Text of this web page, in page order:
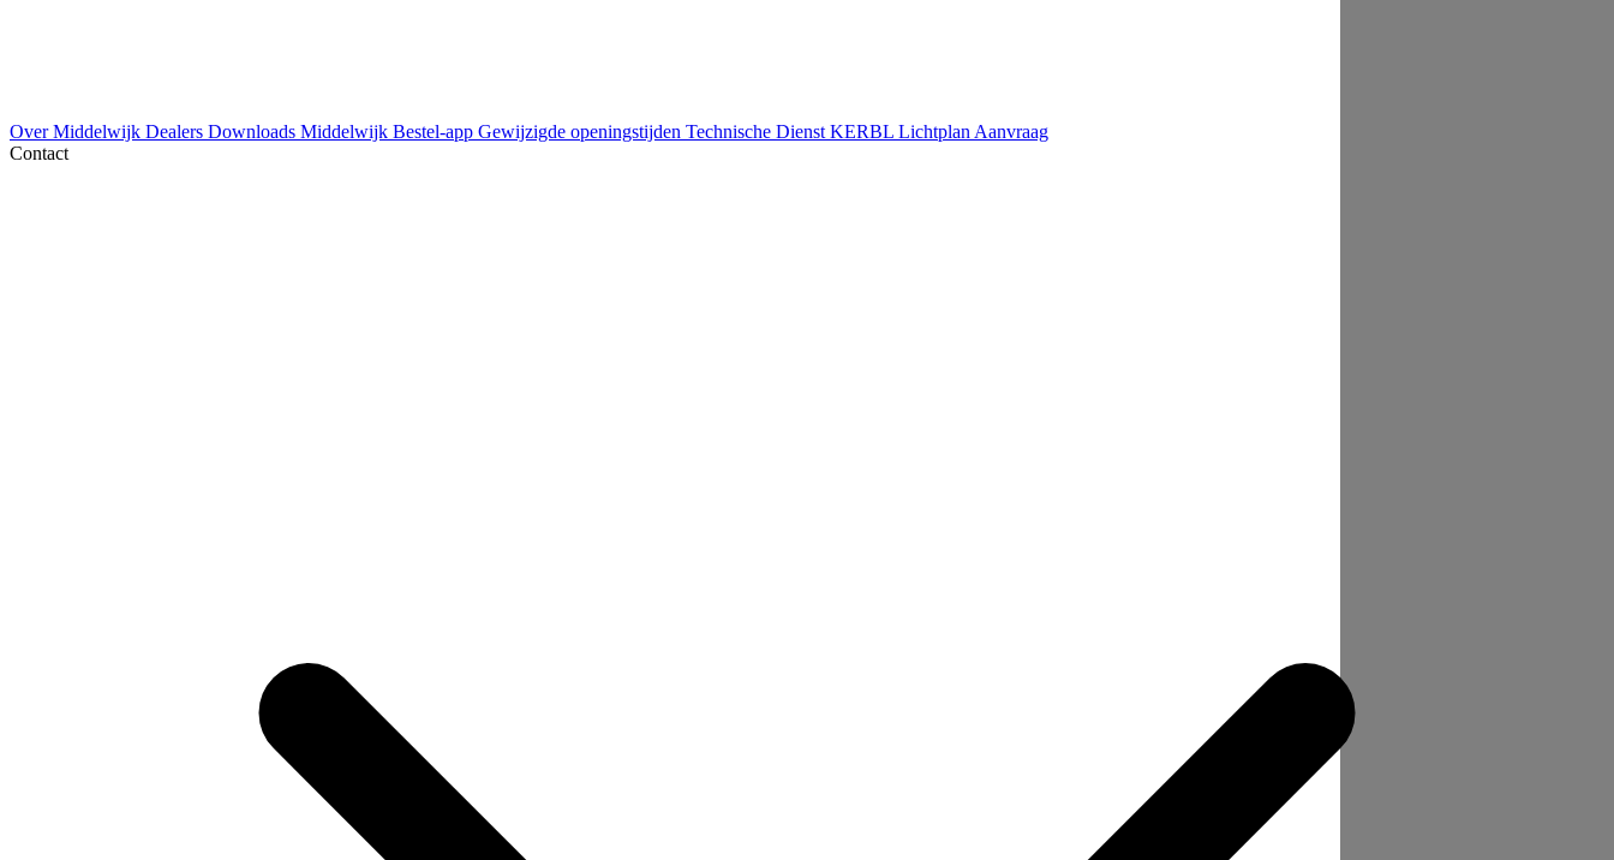
Over Middelwijk Dealers Downloads Middelwijk Bestel-app Gewijzigde openingstijden Technische Dienst KERBL Lichtplan Aanvraag
Contact